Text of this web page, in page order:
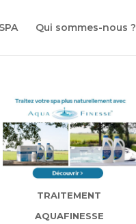
Qui sommes-nous ?
TRAITEMENT
AQUAFINESSE